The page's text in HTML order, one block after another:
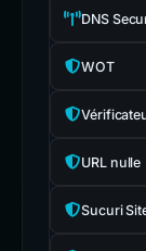
DNS
WOT
URL nulle
Sucuri